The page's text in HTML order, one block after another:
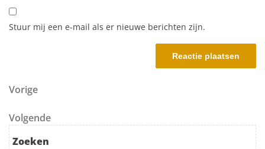
Stuur mij een e-mail als er nieuwe berichten zijn.
Berichtnavigatie
Vorig bericht
Vorige
Volgend bericht
Volgende
Zoeken